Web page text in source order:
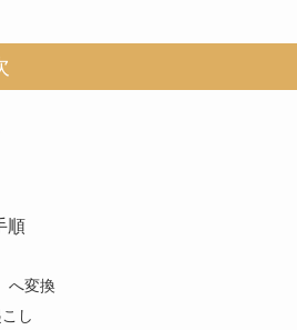
順
へ変換
し